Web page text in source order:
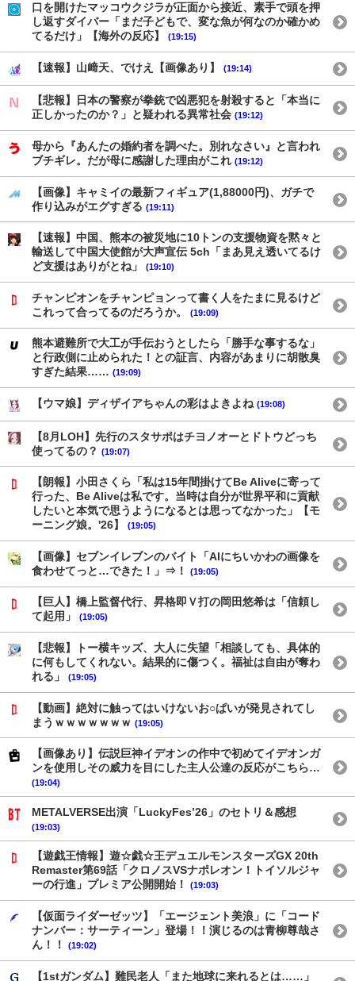
口を開けたマッコウクジラが正面から接近、素手で頭を押
し返すダイバー「まだ子どもで、変な魚が何なのか確かめ
てるだけ」【海外の反応】
(19:15)
【速報】山﨑天、でけえ【画像あり】 (19:14)
【悲報】日本の警察が拳銃で凶悪犯を射殺すると「本当に
正しかったのか？」と疑われる異常社会 (19:12)
母から『あんたの婚約者を調べた。別れなさい』と言われ
ブチギレ。だが母に感謝した理由がこれ (19:12)
【画像】キャミイの最新フィギュア(1,88000円)、ガチで
作り込みがエグすぎる (19:11)
【速報】中国、熊本の被災地に10トンの支援物資を黙々と
輸送して中国大使館が大声宣伝 5ch「まあ見え透いてるけ
ど支援はありがとね」
(19:10)
チャンピオンをチャンピョンって書く人をたまに見るけど
これって合ってるのだろうか。
(19:09)
熊本避難所で大工が手伝おうとしたら「勝手な事するな」
と行政側に止められた！との証言、内容があまりに胡散臭
すぎた結果…… (19:09)
【ウマ娘】ディザイアちゃんの彩はよきよね (19:08)
【8月LOH】先行のスタサポはチヨノオーとドトウどっち
使ってるの？ (19:07)
【朗報】小田さくら「私は15年間掛けてBe Aliveに寄って
行った、Be Aliveは私です。当時は自分が世界平和に貢献
したいと本気で思うようになるとは思ってなかった」【モ
ーニング娘。'26】
(19:05)
【画像】セブンイレブンのバイト「AIにちいかわの画像を
食わせてっと…できた！」⇒！
(19:05)
【巨人】橋上監督代行、昇格即Ｖ打の岡田悠希は「信頼し
て起用」
(19:05)
【悲報】トー横キッズ、大人に失望「相談しても、具体的
に何もしてくれない。結果的に傷つく。福祉は自由が奪わ
れる」
(19:05)
【動画】絶対に触ってはいけないお○ぱいが発見されてし
まうｗｗｗｗｗｗｗ (19:05)
【画像あり】伝説巨神イデオンの作中で初めてイデオンガ
ンを使用しその威力を目にした主人公達の反応がこちら…
(19:04)
METALVERSE出演「LuckyFes’26」のセトリ＆感想
(19:03)
【遊戯王情報】遊☆戯☆王デュエルモンスターズGX 20th
Remaster第69話「クロノスVSナポレオン！トイソルジャ
ーの行進」プレミア公開開始！
(19:03)
【仮面ライダーゼッツ】「エージェント美浪」に「コード
ナンバー：サーティーン」登場！！演じるのは青柳尊哉さ
ん！！
(19:02)
【1stガンダム】難民老人「また地球に来れるとは……」